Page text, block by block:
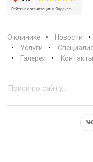
О клинике Новости
Услуги
Галерея
Контакты